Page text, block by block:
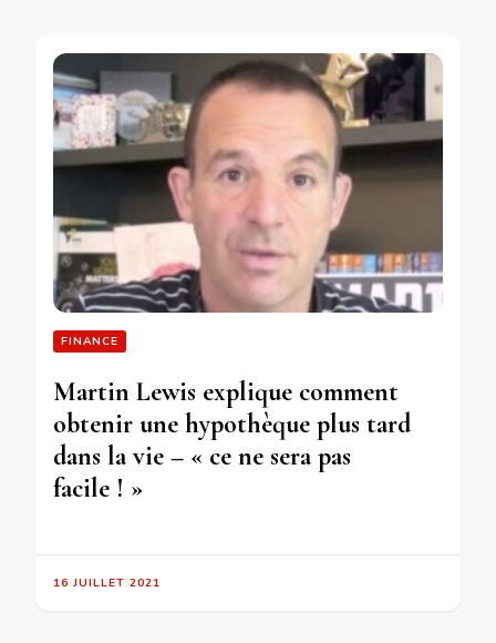
FINANCE
Martin Lewis explique comment
obtenir une hypothèque plus tard
dans la vie – « ce ne sera pas
facile ! »
16 JUILLET 2021